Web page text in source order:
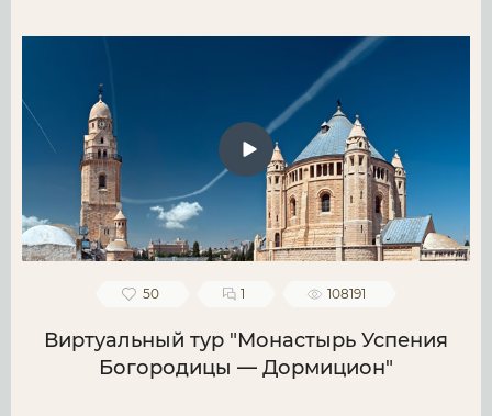
50 1 108191
Виртуальный тур "Монастырь Успения
Богородицы — Дормицион"